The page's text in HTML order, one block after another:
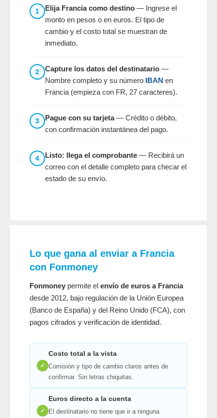
1 Elija Francia como destino — Ingrese el
monto en pesos o en euros. El tipo de
cambio y el costo total se muestran de
inmediato.
2 Capture los datos del destinatario —
Nombre completo y su número IBAN en
Francia (empieza con FR, 27 caracteres).
3 Pague con su tarjeta— Crédito o débito,
con confirmación instantánea del pago.
4 Listo: llega el comprobante — Recibirá un
correo con el detalle completo para checar el
estado de su envío.
Lo que gana al enviar a Francia
con Fonmoney
Fonmoney permite el envío de euros a Francia
desde 2012, bajo regulación de la Unión Europea
(Banco de España) y del Reino Unido (FCA), con
pagos cifrados y verificación de identidad.
✓
Costo total a la vista
Comisión y tipo de cambio claros antes de
confirmar. Sin letras chiquitas.
✓
Euros directo a la cuenta
El destinatario no tiene que ir a ninguna